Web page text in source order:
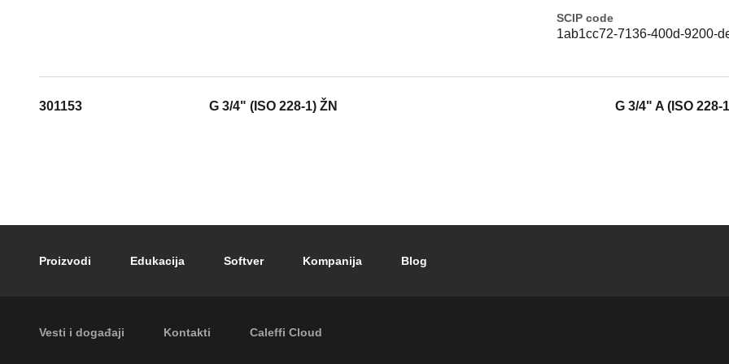
SCIP code
1ab1cc72-7136-400d-9200-
301153 G 3/4" (ISO 228-1) ŽN G 3/4" A (ISO 228-
Footer main navigation
Proizvodi Edukacija Softver Kompanija Blog
Footer secondary navigation
Vesti i događaji Kontakti Caleffi Cloud